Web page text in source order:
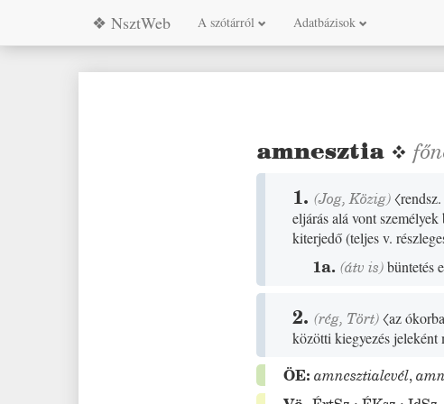
❖ NsztWeb A szótárról Adatbázisok
amnesztia ❖
1.(Jog,Közig)
eljárás alá vont
kiterjedő(teljes v.
1a.(átv is) büntetés
2.(rég, Tört) 〈az
közötti kiegyezés jeleként
ÖE: amnesztialevél,